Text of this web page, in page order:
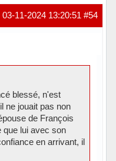
#54
03-11-2024 13:20:51
blessé, n'est
ne jouait pas non
de François
que lui avec son
en arrivant, il